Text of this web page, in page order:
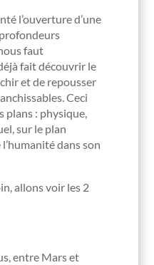
l’ouverture d’une
faut
fait découvrir le
et de repousser
Ceci
plans : physique,
sur le plan
dans son
allons voir les 2
entre Mars et